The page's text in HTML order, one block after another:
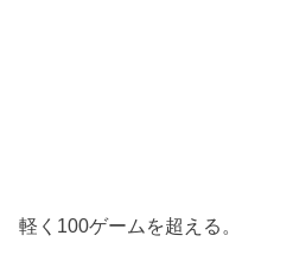
軽く100ゲームを超える。